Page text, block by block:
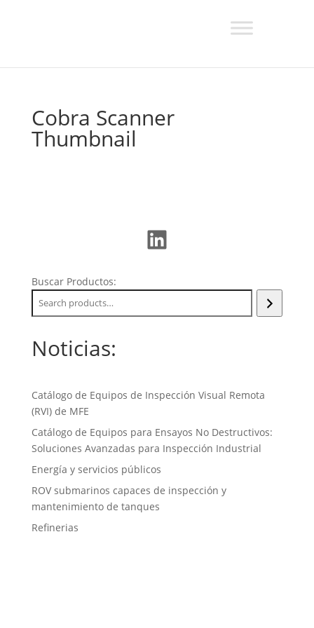
Cobra Scanner
Thumbnail
LinkedIn
Buscar Productos:
Noticias:
Catálogo de Equipos de Inspección Visual Remota
(RVI) de MFE
Catálogo de Equipos para Ensayos No Destructivos:
Soluciones Avanzadas para Inspección Industrial
Energía y servicios públicos
ROV submarinos capaces de inspección y
mantenimiento de tanques
Refinerias